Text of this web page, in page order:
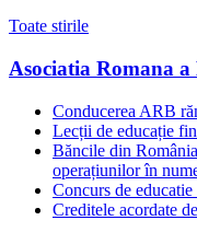
Toate stirile
Asociatia Romana
Conducerea ARB
Lecții de educație
Băncile din
operațiunilor în
Concurs de
Creditele acordate